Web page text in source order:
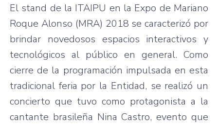
El stand de la ITAIPU en la Expo de Mariano
Roque Alonso (MRA) 2018 se caracterizó por
brindar novedosos espacios interactivos y
tecnológicos al público en general. Como
cierre de la programación impulsada en esta
tradicional feria por la Entidad, se realizó un
concierto que tuvo como protagonista a la
cantante brasileña Nina Castro, evento que